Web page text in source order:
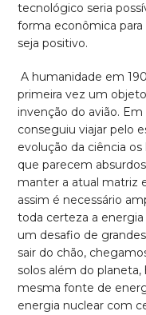
tecnológico seria
forma econômica
seja positivo.
A humanidade em
primeira vez um
invenção do avião.
conseguiu viajar pelo
evolução da ciência
que parecem
manter a atual matriz
assim é necessário
toda certeza a
um desafio de
sair do chão,
solos além do
mesma fonte de
energia nuclear com